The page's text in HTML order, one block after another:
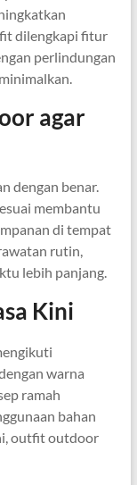
dilengkapi fitur
perlindungan
agar
dengan benar.
membantu
di tempat
rutin,
lebih panjang.
Kini
warna
ramah
bahan
outfit outdoor